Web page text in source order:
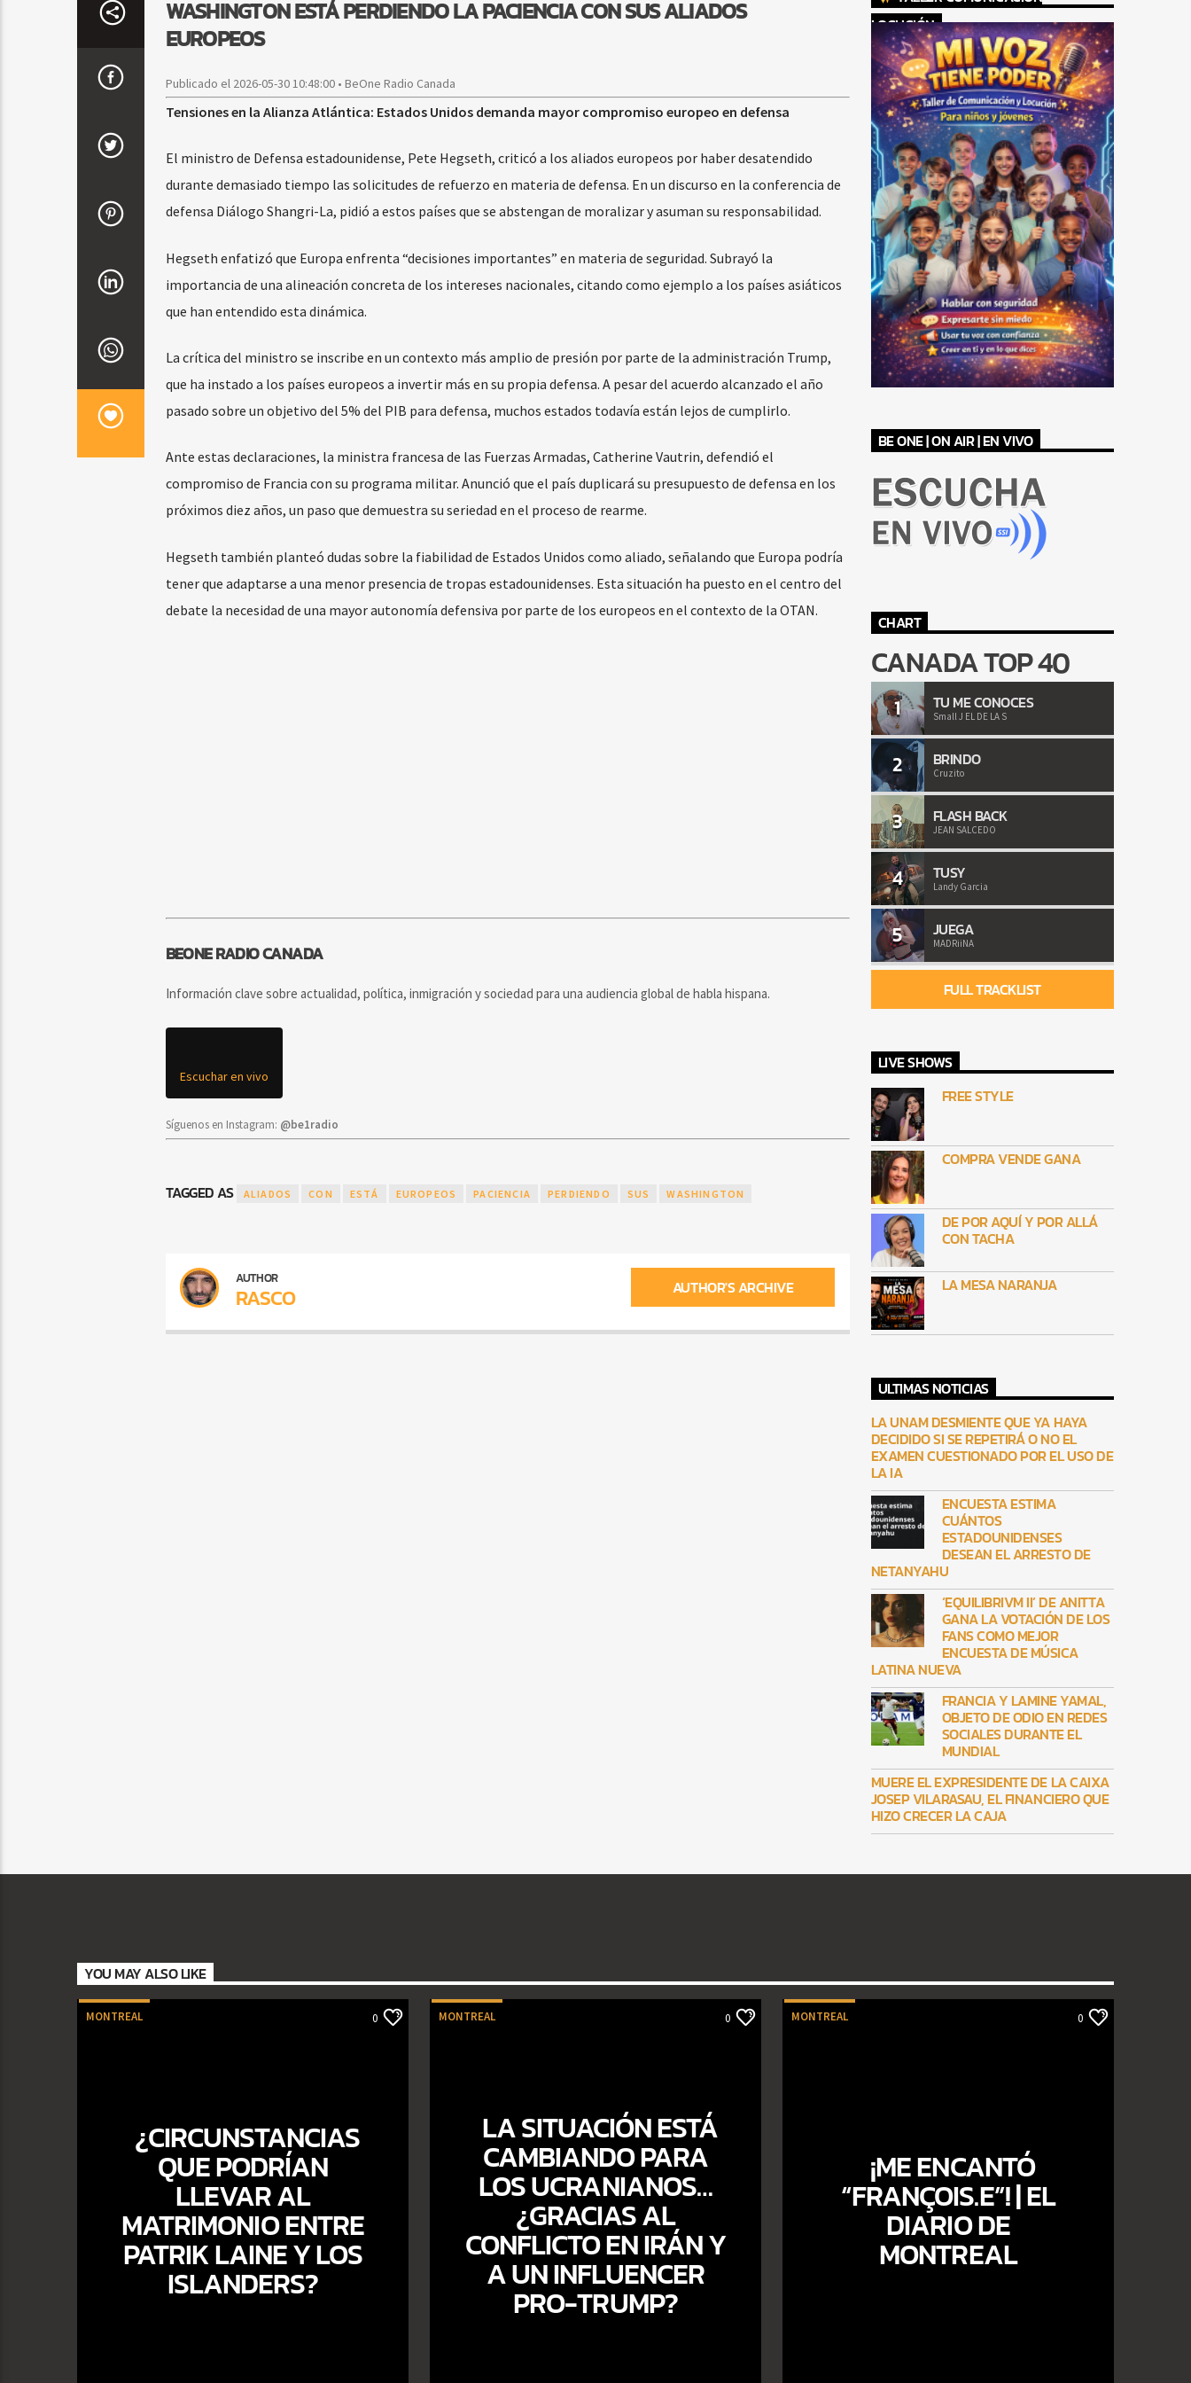
WASHINGTON ESTÁ PERDIENDO LA PACIENCIA CON SUS ALIADOS
EUROPEOS
Publicado el 2026-05-30 10:48:00 • BeOne Radio Canada
Tensiones en la Alianza Atlántica: Estados Unidos demanda mayor compromiso europeo en defensa
El ministro de Defensa estadounidense, Pete Hegseth, criticó a los aliados europeos por haber desatendido
durante demasiado tiempo las solicitudes de refuerzo en materia de defensa. En un discurso en la conferencia de
defensa Diálogo Shangri-La, pidió a estos países que se abstengan de moralizar y asuman su responsabilidad.
Hegseth enfatizó que Europa enfrenta “decisiones importantes” en materia de seguridad. Subrayó la
importancia de una alineación concreta de los intereses nacionales, citando como ejemplo a los países asiáticos
que han entendido esta dinámica.
La crítica del ministro se inscribe en un contexto más amplio de presión por parte de la administración Trump,
que ha instado a los países europeos a invertir más en su propia defensa. A pesar del acuerdo alcanzado el año
pasado sobre un objetivo del 5% del PIB para defensa, muchos estados todavía están lejos de cumplirlo.
Ante estas declaraciones, la ministra francesa de las Fuerzas Armadas, Catherine Vautrin, defendió el
compromiso de Francia con su programa militar. Anunció que el país duplicará su presupuesto de defensa en los
próximos diez años, un paso que demuestra su seriedad en el proceso de rearme.
Hegseth también planteó dudas sobre la fiabilidad de Estados Unidos como aliado, señalando que Europa podría
tener que adaptarse a una menor presencia de tropas estadounidenses. Esta situación ha puesto en el centro del
debate la necesidad de una mayor autonomía defensiva por parte de los europeos en el contexto de la OTAN.
BEONE RADIO CANADA
Información clave sobre actualidad, política, inmigración y sociedad para una audiencia global de habla hispana.
Escuchar en vivo
Síguenos en Instagram: @be1radio
TAGGED AS ALIADOS CON ESTÁ EUROPEOS PACIENCIA PERDIENDO SUS WASHINGTON
AUTHOR
RASCO AUTHOR'S ARCHIVE
LOCUCIÓN
BE ONE | ON AIR | EN VIVO
CHART
CANADA TOP 40
1 TU ME CONOCES
Small J EL DE LA S
2 BRINDO
Cruzito
3 FLASH BACK
JEAN SALCEDO
4 TUSY
Landy Garcia
5 JUEGA
MADRiiNA
FULL TRACKLIST
LIVE SHOWS
FREE STYLE
COMPRA VENDE GANA
DE POR AQUÍ Y POR ALLÁ
CON TACHA
LA MESA NARANJA
ULTIMAS NOTICIAS
LA UNAM DESMIENTE QUE YA HAYA
DECIDIDO SI SE REPETIRÁ O NO EL
EXAMEN CUESTIONADO POR EL USO DE
LA IA
ENCUESTA ESTIMA
CUÁNTOS
ESTADOUNIDENSES
DESEAN EL ARRESTO DE
NETANYAHU
‘EQUILIBRIVM II’ DE ANITTA
GANA LA VOTACIÓN DE LOS
FANS COMO MEJOR
ENCUESTA DE MÚSICA
LATINA NUEVA
FRANCIA Y LAMINE YAMAL,
OBJETO DE ODIO EN REDES
SOCIALES DURANTE EL
MUNDIAL
MUERE EL EXPRESIDENTE DE LA CAIXA
JOSEP VILARASAU, EL FINANCIERO QUE
HIZO CRECER LA CAJA
YOU MAY ALSO LIKE
MONTREAL 0
¿CIRCUNSTANCIAS
QUE PODRÍAN
LLEVAR AL
MATRIMONIO ENTRE
PATRIK LAINE Y LOS
ISLANDERS?
MONTREAL 0
LA SITUACIÓN ESTÁ
CAMBIANDO PARA
LOS UCRANIANOS…
¿GRACIAS AL
CONFLICTO EN IRÁN Y
A UN INFLUENCER
PRO-TRUMP?
MONTREAL 0
¡ME ENCANTÓ
“FRANÇOIS.E”! | EL
DIARIO DE
MONTREAL